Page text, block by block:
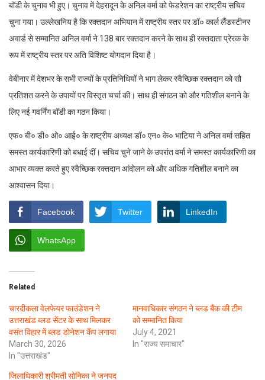
बॉडी के चुनाव भी हुए। चुनाव में देहरादून के अनिल वर्मा को फेडरेशन का राष्ट्रीय सचिव
चुना गया। उल्लेखनिय है कि रक्तदान अभियान में राष्ट्रीय स्तर पर डॉ० कार्ल लैंडस्टीनर
अवार्ड से सम्मानित अनिल वर्मा ने 138 बार रक्तदान करने के साथ ही रक्तदाता प्रेरक के
रूप में राष्ट्रीय स्तर पर अति विशिष्ट योगदान दिया है।
वेबीनार में देशभर के सभी राज्यों के प्रतिनिधियों ने भाग लेकर स्वैच्छिक रक्तदान को सौ
प्रतिशत करने के उपायों पर विस्तृत चर्चा की। साथ ही संगठन को और गतिशील बनाने के
लिए नई गवर्निंग बॉडी का गठन किया।
एफ० बी० डी० ओ० आई० के राष्ट्रीय अध्यक्ष डॉ० एन० के० भाटिया ने अनिल वर्मा सहित
समस्त कार्यकारिणी को बधाई दीं। सचिव चुने जाने के उपरांत वर्मा ने समस्त कार्यकारिणी का
आभार व्यक्त करते हुए स्वैच्छिक रक्तदान आंदोलन को और अधिक गतिशील बनाने का
आश्वासन दिया।
Facebook Twitter LinkedIn
WhatsApp
Related
चारदीकला वेलफेयर फाउंडेशन ने
उत्तराखंड ब्लड सेंटर के साथ मिलकर
वसंत विहार में ब्लड डोनेशन कैंप लगाया
March 30, 2026
In "उत्तराखंड"
मानवाधिकार संगठन ने ब्लड बैंक की टीम
को सम्मानित किया
July 4, 2021
In "राज्य समाचार"
जिलाधिकारी श्रीमती सोनिका ने जनपद